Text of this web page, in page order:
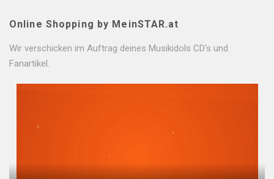
Online Shopping by MeinSTAR.at
Wir verschicken im Auftrag deines Musikidols CD's und
Fanartikel.